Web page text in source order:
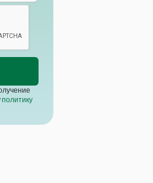
политику